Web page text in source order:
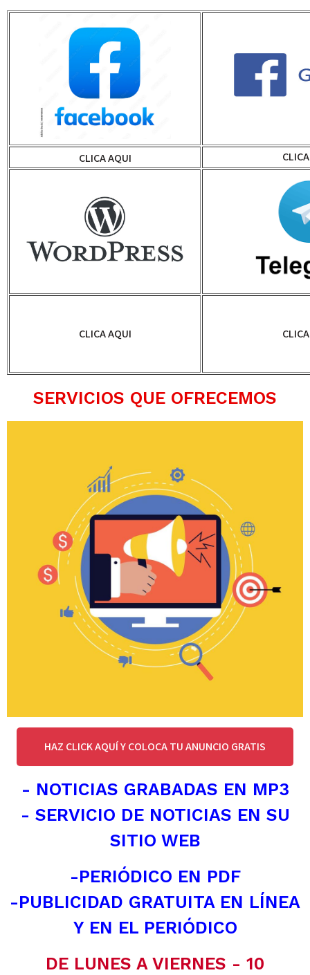
CLICA AQUI
CLICA AQUI
SERVICIOS QUE OFRECEMOS
HAZ CLICK AQUÍ Y COLOCA TU ANUNCIO GRATIS
- NOTICIAS GRABADAS EN MP3
- SERVICIO DE NOTICIAS EN SU
SITIO WEB
-PERIÓDICO EN PDF
-PUBLICIDAD GRATUITA EN LÍNEA
Y EN EL PERIÓDICO
DE LUNES A VIERNES - 10